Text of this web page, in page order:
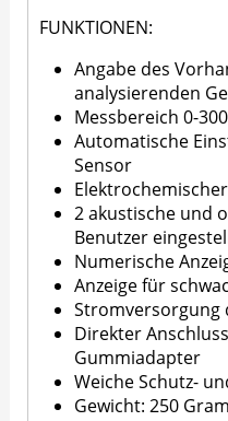
FUNKTIONEN:
Angabe des
analysierenden
Messbereich 0-
Automatische
Sensor
2 akustische und
Benutzer
Numerische
Anzeige für
Stromversorgung
Direkter
Gummiadapter
Weiche Schutz-
Gewicht: 250